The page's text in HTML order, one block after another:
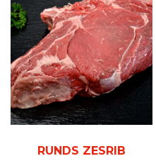
RUNDS ZESRIB